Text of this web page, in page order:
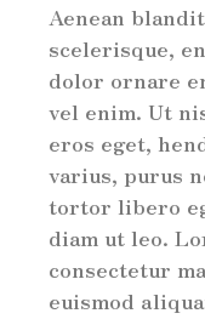
Aenean
scelerisque,
dolor ornare
vel enim. Ut
eros eget,
varius, purus
tortor libero
diam ut leo.
consectetur
euismod